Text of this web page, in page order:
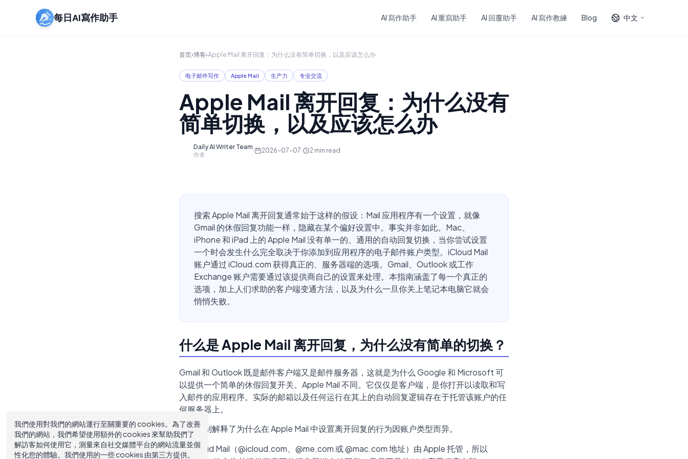
每日AI寫作助手 AI 寫作助手 AI 重寫助手 AI 回覆助手 AI 寫作教練 Blog 中文
首页›博客›Apple Mail 离开回复：为什么没有简单切换，以及应该怎么办
电子邮件写作 Apple Mail 生产力 专业交流
Apple Mail 离开回复：为什么没有
简单切换，以及应该怎么办
Daily AI Writer Team
作者
· 2026-07-07· 2 min read
搜索 Apple Mail 离开回复通常始于这样的假设：Mail 应用程序有一个设置，就像
Gmail 的休假回复功能一样，隐藏在某个偏好设置中。事实并非如此。Mac、
iPhone 和 iPad 上的 Apple Mail 没有单一的、通用的自动回复切换，当你尝试设置
一个时会发生什么完全取决于你添加到应用程序的电子邮件账户类型。iCloud Mail
账户通过 iCloud.com 获得真正的、服务器端的选项。Gmail、Outlook 或工作
Exchange 账户需要通过该提供商自己的设置来处理。本指南涵盖了每一个真正的
选项，加上人们求助的客户端变通方法，以及为什么一旦你关上笔记本电脑它就会
悄悄失败。
什么是 Apple Mail 离开回复，为什么没有简单的切换？
Gmail 和 Outlook 既是邮件客户端又是邮件服务器，这就是为什么 Google 和 Microsoft 可
以提供一个简单的休假回复开关。Apple Mail 不同。它仅仅是客户端，是你打开以读取和写
入邮件的应用程序。实际的邮箱以及任何运行在其上的自动回复逻辑存在于托管该账户的任
何服务器上。
这种区别解释了为什么在 Apple Mail 中设置离开回复的行为因账户类型而异。
iCloud Mail（@icloud.com、@me.com 或 @mac.com 地址）由 Apple 托管，所以
我們使用對我們的網站運行至關重要的 cookies。為了改善
我們的網站，我們希望使用額外的 cookies 來幫助我們了
解訪客如何使用它，測量來自社交媒體平台的網站流量並個
性化您的體驗。我們使用的一些 cookies 由第三方提供。